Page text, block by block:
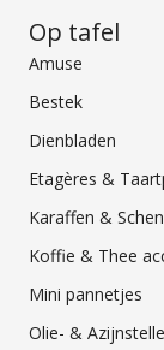
Op tafel
Amuse
Bestek
Dienbladen
Etagères &
Karaffen &
Koffie & Thee
Mini pannetjes
Olie- &